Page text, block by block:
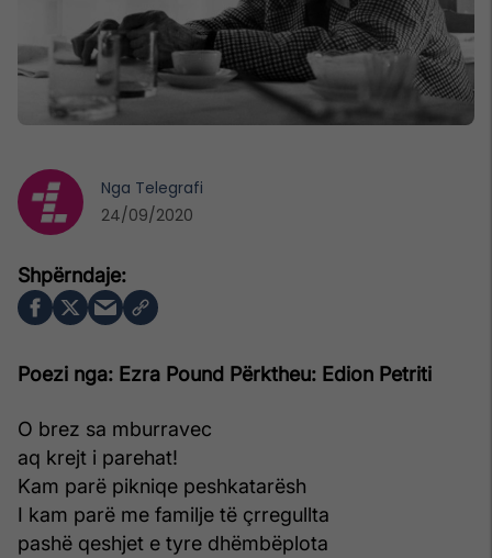
Poezi nga: Ezra Pound Përktheu: Edion Petriti
O brez sa mburravec
aq krejt i parehat!
Kam parë pikniqe peshkatarësh
I kam parë me familje të çrregullta
pashë qeshjet e tyre dhëmbëplota
Nga Telegrafi
24/09/2020